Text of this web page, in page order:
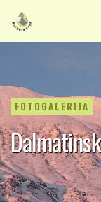
FOTOGALERIJA